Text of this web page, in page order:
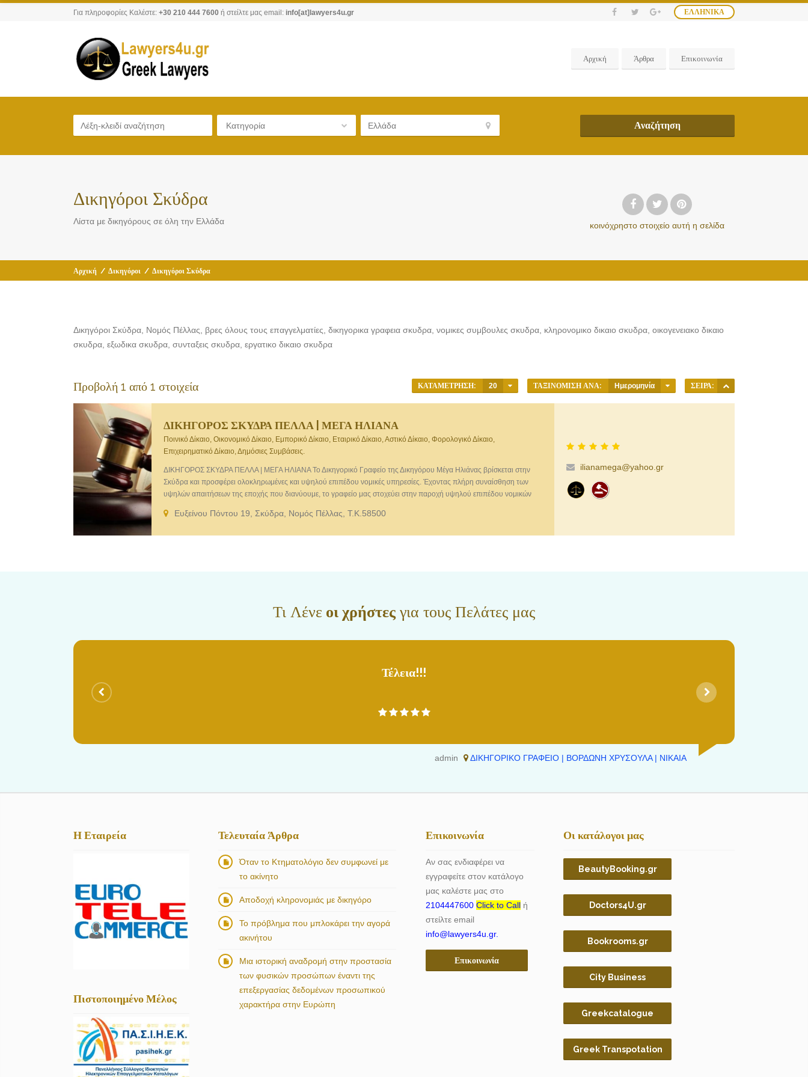
ΕΛΛΗΝΙΚΆ
Για πληροφορίες Καλέστε: +30 210 444 7600 ή στείλτε μας email: info[at]lawyers4u.gr
Αρχική Άρθρα Επικοινωνία
Κατηγορία Αναζήτηση
Δικηγόροι Σκύδρα
Λίστα με δικηγόρους σε όλη την Ελλάδα κοινόχρηστο στοιχείο αυτή η σελίδα
Αρχική / Δικηγόροι / Δικηγόροι Σκύδρα
Δικηγόροι Σκύδρα, Νομός Πέλλας, βρες όλους τους επαγγελματίες, δικηγορικα γραφεια σκυδρα, νομικες συμβουλες σκυδρα, κληρονομικο δικαιο σκυδρα, οικογενειακο δικαιο
σκυδρα, εξωδικα σκυδρα, συνταξεις σκυδρα, εργατικο δικαιο σκυδρα
Προβολή 1 από 1 στοιχεία ΚΑΤΑΜΈΤΡΗΣΗ: 20 ΤΑΞΙΝΌΜΙΣΗ ΑΝΆ: Ημερομηνία ΣΕΙΡΆ:
ΔΙΚΗΓΟΡΟΣ ΣΚΥΔΡΑ ΠΕΛΛΑ | ΜΕΓΑ ΗΛΙΑΝΑ
Ποινικό Δίκαιο, Οικονομικό Δίκαιο, Εμπορικό Δίκαιο, Εταιρικό Δίκαιο, Αστικό Δίκαιο, Φορολογικό Δίκαιο,
Επιχειρηματικό Δίκαιο, Δημόσιες Συμβάσεις.
ΔΙΚΗΓΟΡΟΣ ΣΚΥΔΡΑ ΠΕΛΛΑ | ΜΕΓΑ ΗΛΙΑΝΑ Το Δικηγορικό Γραφείο της Δικηγόρου Μέγα Ηλιάνας βρίσκεται στην
Σκύδρα και προσφέρει ολοκληρωμένες και υψηλού επιπέδου νομικές υπηρεσίες. Έχοντας πλήρη συναίσθηση των
υψηλών απαιτήσεων της εποχής που διανύουμε, το γραφείο μας στοχεύει στην παροχή υψηλού επιπέδου νομικών
αίσθημα ευθύνης κατά τον χειρισμό των υποθέσεων που αναλαμβάνει.
Ευξείνου Πόντου 19, Σκύδρα, Νομός Πέλλας, Τ.Κ.58500
ilianamega@yahoo.gr
Τι Λένε οι χρήστες για τους Πελάτες μας
Τέλεια!!!
admin ΔΙΚΗΓΟΡΙΚΟ ΓΡΑΦΕΙΟ | ΒΟΡΔΩΝΗ ΧΡΥΣΟΥΛΑ | ΝΙΚΑΙΑ
Η Εταιρεία
Πιστοποιημένο Μέλος
Τελευταία Άρθρα
Όταν το Κτηματολόγιο δεν συμφωνεί με
το ακίνητο
Αποδοχή κληρονομιάς με δικηγόρο
Το πρόβλημα που μπλοκάρει την αγορά
ακινήτου
Μια ιστορική αναδρομή στην προστασία
των φυσικών προσώπων έναντι της
επεξεργασίας δεδομένων προσωπικού
χαρακτήρα στην Ευρώπη
Επικοινωνία
Αν σας ενδιαφέρει να
εγγραφείτε στον κατάλογο
μας καλέστε μας στο
2104447600 Click to Callή
στείλτε email
info@lawyers4u.gr.
Επικοινωνία
Οι κατάλογοι μας
BeautyBooking.gr
Doctors4U.gr
Bookrooms.gr
City Business
Greekcatalogue
Greek Transpotation